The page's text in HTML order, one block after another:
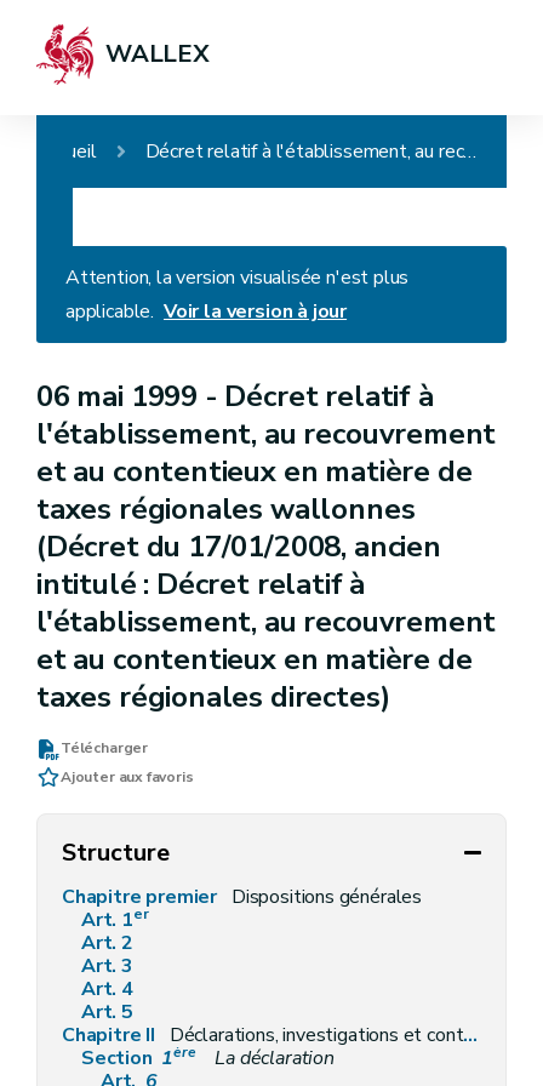
WALLEX
Accueil Décret relatif à l'établissement, au recouvrement et au contentieux en matière de taxes régionales wallonnes (Décret du 17/01/2008, ancien intitulé : Décret relatif à l'établissement, au recouvrement et au contentieux en matière de taxes régionales directes)
Attention, la version visualisée n'est plus
applicable. Voir la version à jour
06 mai 1999 - Décret relatif à
l'établissement, au recouvrement
et au contentieux en matière de
taxes régionales wallonnes
(Décret du 17/01/2008, ancien
intitulé : Décret relatif à
l'établissement, au recouvrement
et au contentieux en matière de
taxes régionales directes)
Télécharger
Ajouter aux favoris
Structure
Chapitre premier Dispositions générales
Art. 1er
Art. 2
Art. 3
Art. 4
Art. 5
Chapitre II
Déclarations, investigations et contrôles, et moyens de preuve
Section 1ère
La déclaration